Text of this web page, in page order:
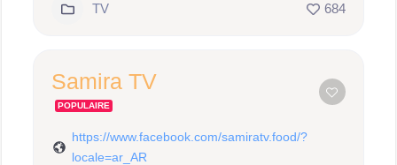
TV 684
Samira TV
POPULAIRE
https://www.facebook.com/samiratv.food/?
locale=ar_AR